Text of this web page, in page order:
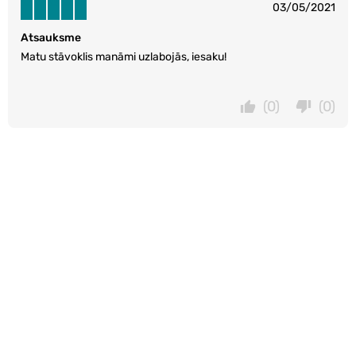
03/05/2021
Atsauksme
Matu stāvoklis manāmi uzlabojās, iesaku!
(0)
(0)